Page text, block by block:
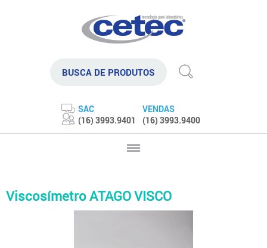
SAC
(16) 3993.9401
VENDAS
(16) 3993.9400
Viscosímetro ATAGO VISCO